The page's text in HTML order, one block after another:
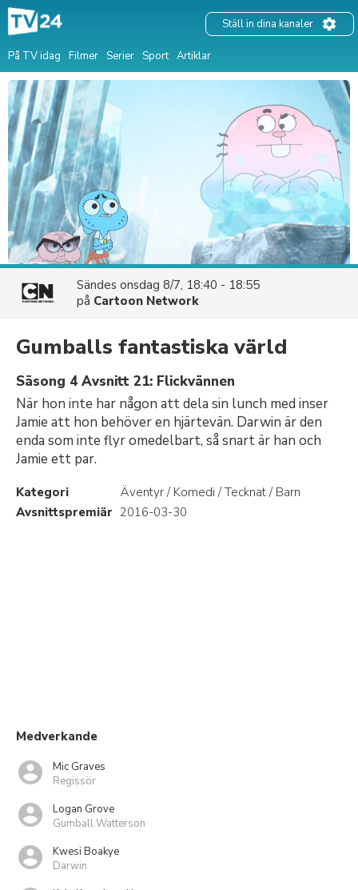
På TV idag Filmer Serier Sport Artiklar
Ställ in dina kanaler
Sändes onsdag 8/7, 18:40 - 18:55
på Cartoon Network
Gumballs fantastiska värld
Säsong 4 Avsnitt 21: Flickvännen
När hon inte har någon att dela sin lunch med inser
Jamie att hon behöver en hjärtevän. Darwin är den
enda som inte flyr omedelbart, så snart är han och
Jamie ett par.
Kategori
Äventyr / Komedi / Tecknat / Barn
Avsnittspremiär 2016-03-30
Medverkande
Mic Graves
Regissör
Logan Grove
Gumball Watterson
Kwesi Boakye
Darwin